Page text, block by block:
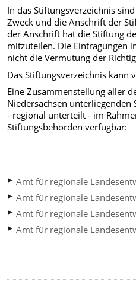
In das Stiftungsverzeichnis
Zweck und die Anschrift der
der Anschrift hat die Stiftung
mitzuteilen. Die Eintragungen
nicht die Vermutung der
Das Stiftungsverzeichnis kann
Eine Zusammenstellung aller
Niedersachsen
- regional unterteilt - im
Stiftungsbehörden verfügbar:
Amt für regionale
Amt für regionale
Amt für regionale
Amt für regionale